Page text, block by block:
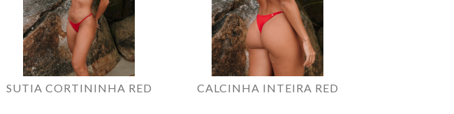
SUTIA CORTININHA RED CALCINHA INTEIRA RED